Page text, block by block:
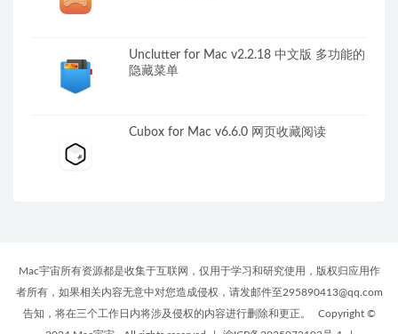
Unclutter for Mac v2.2.18 中文版 多功能的
隐藏菜单
Cubox for Mac v6.6.0 网页收藏阅读
Mac宇宙所有资源都是收集于互联网，仅用于学习和研究使用，版权归应用作
者所有，如果相关内容无意中对您造成侵权，请发邮件至295890413@qq.com
告知，将在三个工作日内将涉及侵权的内容进行删除和更正。
Copyright ©